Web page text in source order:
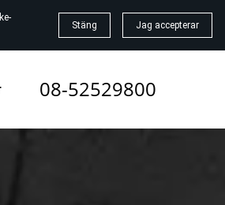
Stäng Jag accepterar
08-52529800